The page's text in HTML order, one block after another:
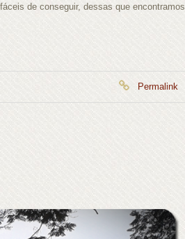
de conseguir, dessas que encontramos
Permalink